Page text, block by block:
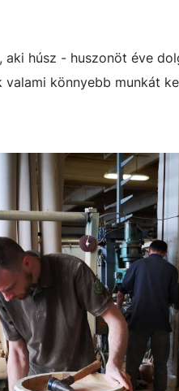
húsz - huszonöt éve
könnyebb munkát